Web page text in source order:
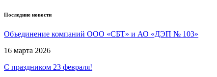
Последние новости
Объединение компаний ООО «СБТ» и АО «ДЭП № 103»
16 марта 2026
С праздником 23 февраля!